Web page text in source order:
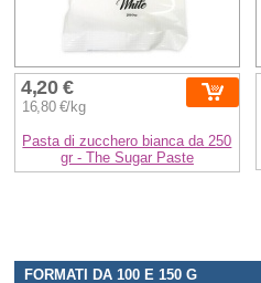
4,20 €
16,80 €/kg
Pasta di zucchero bianca da 250
gr - The Sugar Paste
FORMATI DA 100 E 150 G